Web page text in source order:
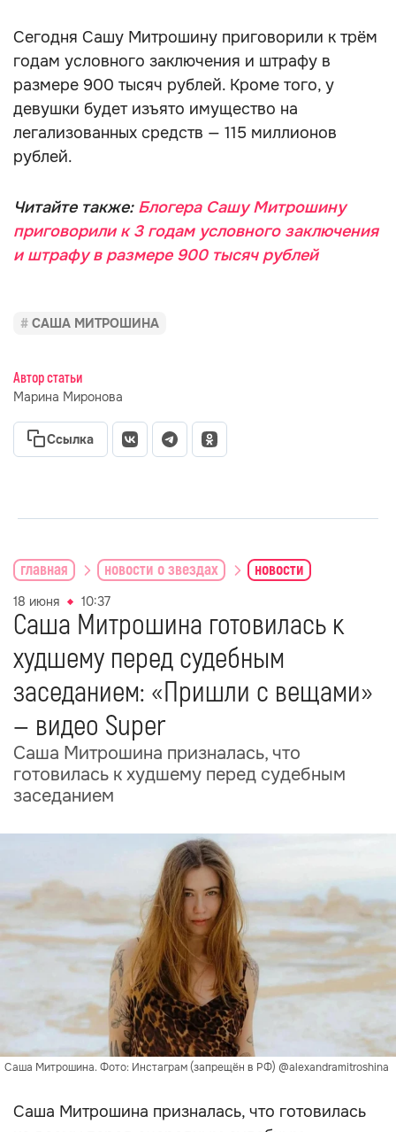
Сегодня Сашу Митрошину приговорили к трём
годам условного заключения и штрафу в
размере 900 тысяч рублей. Кроме того, у
девушки будет изъято имущество на
легализованных средств — 115 миллионов
рублей.
Читайте также: Блогера Сашу Митрошину
приговорили к 3 годам условного заключения
и штрафу в размере 900 тысяч рублей
САША МИТРОШИНА
Автор статьи
Марина Миронова
Ссылка
главная новости о звездах новости
18 июня 10:37
Саша Митрошина готовилась к
худшему перед судебным
заседанием: «Пришли с вещами»
— видео Super
Саша Митрошина призналась, что
готовилась к худшему перед судебным
заседанием
Саша Митрошина. Фото: Инстаграм (запрещён в РФ) @alexandramitroshina
Саша Митрошина призналась, что готовилась